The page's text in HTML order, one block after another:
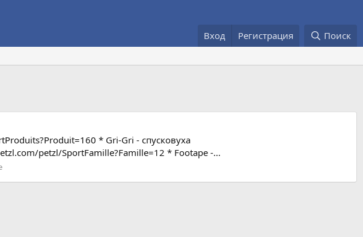
Вход Регистрация Поиск
* Gri-Gri - спусковуха
petzl/SportFamille?Famille=12 * Footape -...